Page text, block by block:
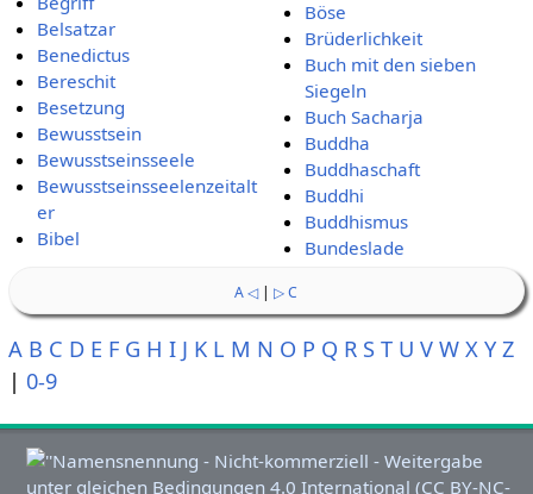
Belsatzar
Benedictus
Bereschit
Besetzung
Bewusstsein
Bewusstseinsseele
Bewusstseinsseelenzeitalt
er
Bibel
Böse
Brüderlichkeit
Buch mit den sieben
Siegeln
Buch Sacharja
Buddha
Buddhaschaft
Buddhi
Buddhismus
Bundeslade
A ◁|▷ C
A B C D E F G H I J K L M N O P Q R S T U V W X Y Z
| 0-9